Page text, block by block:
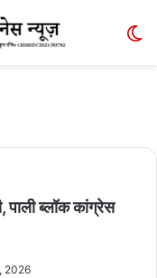
पाली ब्लॉक कांग्रेस
2026